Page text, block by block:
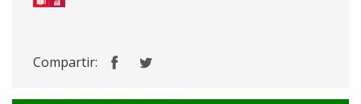
Compartir: